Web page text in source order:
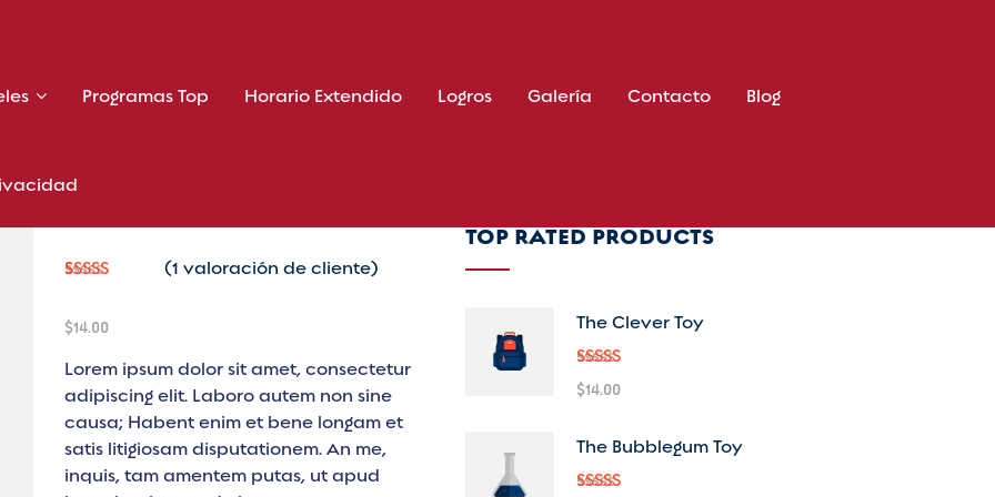
Programas Top Horario Extendido Logros Galería Contacto Blog
5 basado
puntuació
n de
cliente
(1 valoración de cliente)
$14.00
Lorem ipsum dolor sit amet, consectetur
adipiscing elit. Laboro autem non sine
causa; Habent enim et bene longam et
satis litigiosam disputationem. An me,
inquis, tam amentem putas, ut apud
TOP RATED PRODUCTS
The Clever Toy
Valorado
en5.00
$14.00
The Bubblegum Toy